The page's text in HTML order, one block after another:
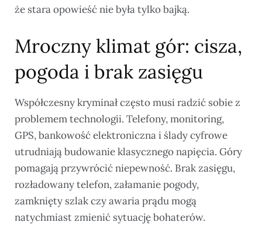
że stara opowieść nie była tylko bajką.
Mroczny klimat gór: cisza,
pogoda i brak zasięgu
Współczesny kryminał często musi radzić sobie z
problemem technologii. Telefony, monitoring,
GPS, bankowość elektroniczna i ślady cyfrowe
utrudniają budowanie klasycznego napięcia. Góry
pomagają przywrócić niepewność. Brak zasięgu,
rozładowany telefon, załamanie pogody,
zamknięty szlak czy awaria prądu mogą
natychmiast zmienić sytuację bohaterów.